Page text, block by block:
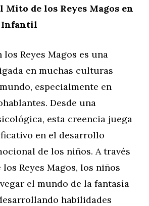
Mito de los Reyes Magos en
Infantil
Reyes Magos es una
en muchas culturas
especialmente en
Desde una
esta creencia juega
en el desarrollo
de los niños. A través
Reyes Magos, los niños
el mundo de la fantasía
habilidades